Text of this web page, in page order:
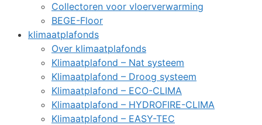
Collectoren voor vloerverwarming
BEGE-Floor
klimaatplafonds
Over klimaatplafonds
Klimaatplafond – Nat systeem
Klimaatplafond – Droog systeem
Klimaatplafond – ECO-CLIMA
Klimaatplafond – HYDROFIRE-CLIMA
Klimaatplafond – EASY-TEC